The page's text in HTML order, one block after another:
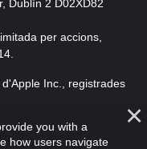
Dublín 2 D02XD82
per accions,
Inc., registrades
els drets reservats.
you with a
how users navigate